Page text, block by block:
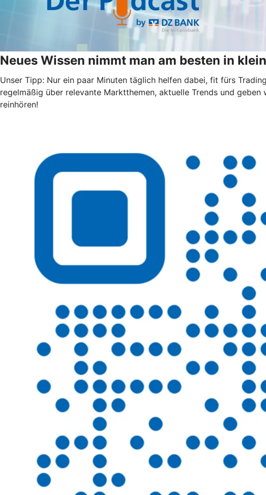
Neues Wissen nimmt man am besten in
Unser Tipp: Nur ein paar Minuten täglich helfen dabei, fit fürs
regelmäßig über relevante Marktthemen, aktuelle Trends und
reinhören!